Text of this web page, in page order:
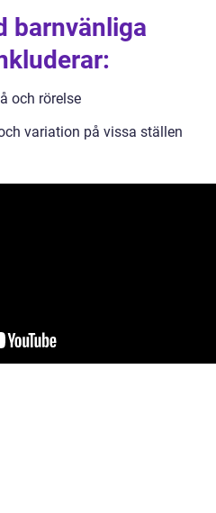
barnvänliga
och rörelse
variation på vissa ställen